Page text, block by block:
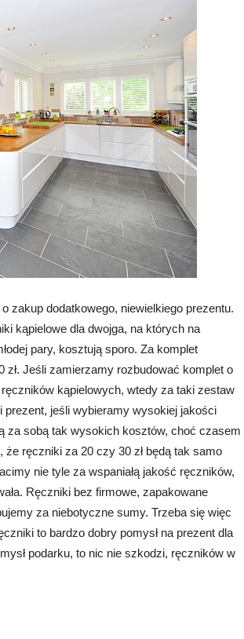
zakup dodatkowego, niewielkiego prezentu.
kąpielowe dla dwojga, na których na
pary, kosztują sporo. Za komplet
zł. Jeśli zamierzamy rozbudować komplet o
kąpielowych, wtedy za taki zestaw
prezent, jeśli wybieramy wysokiej jakości
za sobą tak wysokich kosztów, choć czasem
ręczniki za 20 czy 30 zł będą tak samo
nie tyle za wspaniałą jakość ręczników,
Ręczniki bez firmowe, zapakowane
za niebotyczne sumy. Trzeba się więc
to bardzo dobry pomysł na prezent dla
podarku, to nic nie szkodzi, ręczników w